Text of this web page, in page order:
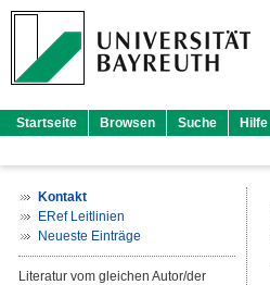
Startseite Browsen Suche Hilfe
Kontakt
ERef Leitlinien
Neueste Einträge
Literatur vom gleichen Autor/der